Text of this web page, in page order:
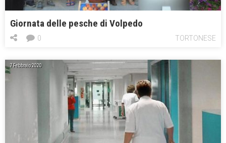
Giornata delle pesche di Volpedo
TORTONESE
0
7 Febbraio 2020